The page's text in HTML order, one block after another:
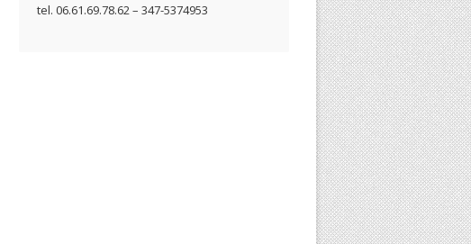
tel. 06.61.69.78.62 – 347-5374953